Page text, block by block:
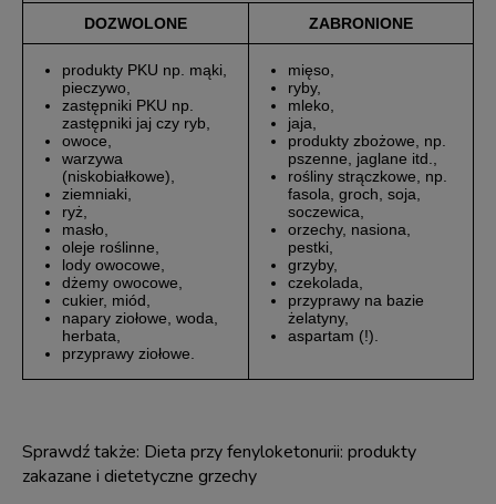
DOZWOLONE ZABRONIONE
produkty PKU np. mąki,
pieczywo,
zastępniki PKU np.
zastępniki jaj czy ryb,
owoce,
warzywa
(niskobiałkowe),
ziemniaki,
ryż,
masło,
oleje roślinne,
lody owocowe,
dżemy owocowe,
cukier, miód,
napary ziołowe, woda,
herbata,
przyprawy ziołowe.
mięso,
ryby,
mleko,
jaja,
produkty zbożowe, np.
pszenne, jaglane itd.,
rośliny strączkowe, np.
fasola, groch, soja,
soczewica,
orzechy, nasiona,
pestki,
grzyby,
czekolada,
przyprawy na bazie
żelatyny,
aspartam (!).
Sprawdź także: Dieta przy fenyloketonurii: produkty
zakazane i dietetyczne grzechy